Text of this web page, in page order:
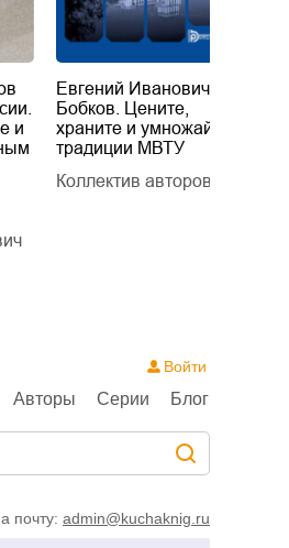
и
Евгений Иванович
Бобков. Цените,
храните и умножайте
традиции МВТУ
Коллектив авторов
Авторы Серии Блог
Войти
почту: admin@kuchaknig.ru